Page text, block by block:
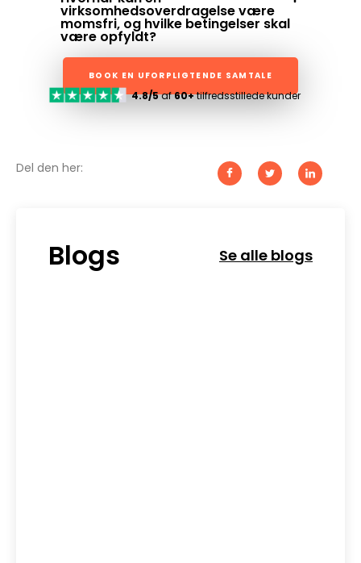
virksomhedsoverdragelse være
momsfri, og hvilke betingelser skal
være opfyldt?
BOOK EN UFORPLIGTENDE SAMTALE
4.8/5af60+tilfredsstillede kunder
Del den her:
Blogs Se alle blogs